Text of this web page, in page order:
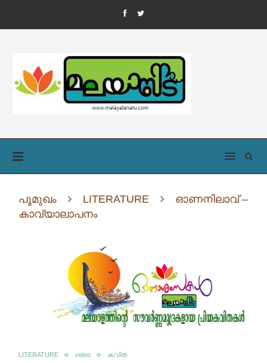
പൂമുഖം LITERATURE
ഓണനിലാവ് –
കാവ്യാലാപനം
LITERATURE video കവിത